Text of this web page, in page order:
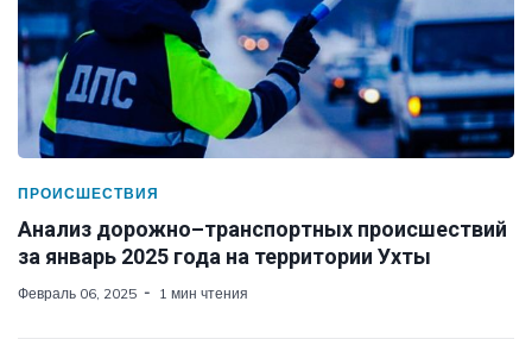
ПРОИСШЕСТВИЯ
Анализ дорожно–транспортных происшествий
за январь 2025 года на территории Ухты
Февраль 06, 2025 1 мин чтения